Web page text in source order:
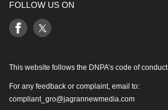
FOLLOW US ON
This website follows the DNPA’s code of conduct
For any feedback or complaint, email to:
compliant_gro@jagrannewmedia.com